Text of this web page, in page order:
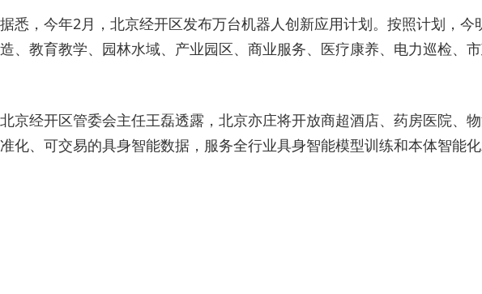
据悉，今年2月，北京经开区发布万台机器人创新应用计划。按照计划，
造、教育教学、园林水域、产业园区、商业服务、医疗康养、电力巡检、
北京经开区管委会主任王磊透露，北京亦庄将开放商超酒店、药房医院、
准化、可交易的具身智能数据，服务全行业具身智能模型训练和本体智能